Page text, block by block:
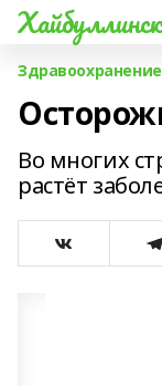
Здравоохранение
Во многих
растёт